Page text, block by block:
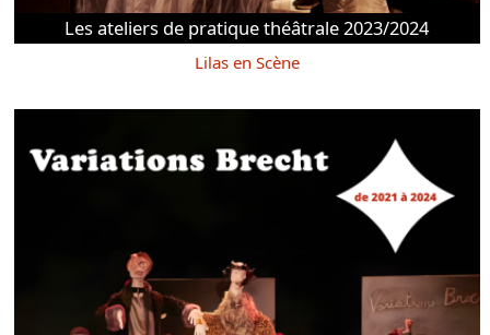
Les ateliers de pratique théâtrale 2023/2024
Lilas en Scène